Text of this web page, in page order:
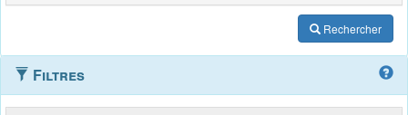
Rechercher
Filtres